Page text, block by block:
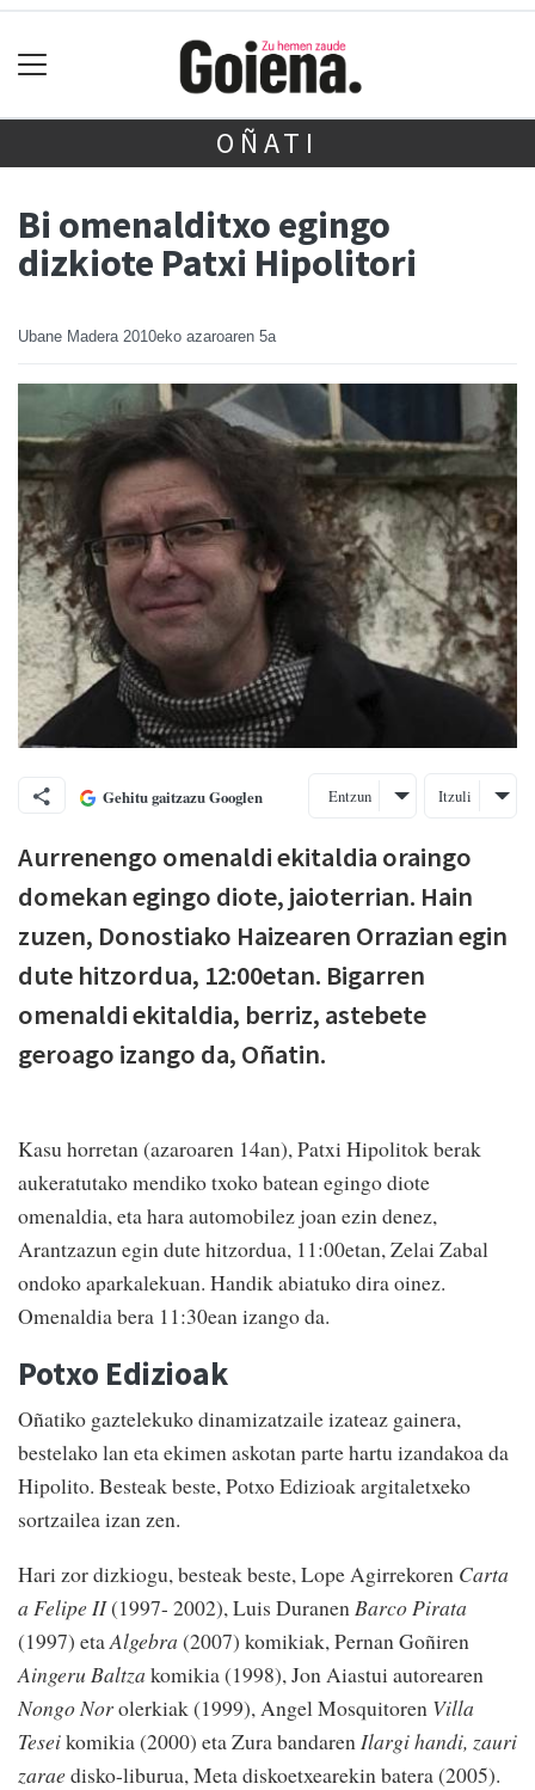
OÑATI
Bi omenalditxo egingo
dizkiote Patxi Hipolitori
Ubane Madera 2010eko azaroaren 5a
Gehitu gaitzazu Googlen Entzun Itzuli
Aurrenengo omenaldi ekitaldia oraingo
domekan egingo diote, jaioterrian. Hain
zuzen, Donostiako Haizearen Orrazian egin
dute hitzordua, 12:00etan. Bigarren
omenaldi ekitaldia, berriz, astebete
geroago izango da, Oñatin.
Kasu horretan (azaroaren 14an), Patxi Hipolitok berak
aukeratutako mendiko txoko batean egingo diote
omenaldia, eta hara automobilez joan ezin denez,
Arantzazun egin dute hitzordua, 11:00etan, Zelai Zabal
ondoko aparkalekuan. Handik abiatuko dira oinez.
Omenaldia bera 11:30ean izango da.
Potxo Edizioak
Oñatiko gaztelekuko dinamizatzaile izateaz gainera,
bestelako lan eta ekimen askotan parte hartu izandakoa da
Hipolito. Besteak beste, Potxo Edizioak argitaletxeko
sortzailea izan zen.
Hari zor dizkiogu, besteak beste, Lope Agirrekoren Carta
a Felipe II(1997- 2002), Luis Duranen Barco Pirata
(1997) etaAlgebra (2007) komikiak, Pernan Goñiren
Aingeru Baltza komikia (1998), Jon Aiastui autorearen
Nongo Norolerkiak (1999), Angel Mosquitoren Villa
Teseikomikia (2000) eta Zura bandaren Ilargi handi, zauri
zaraedisko-liburua, Meta diskoetxearekin batera (2005).